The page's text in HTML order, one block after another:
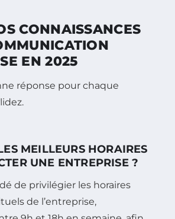
CONNAISSANCES
EN 2025
réponse pour chaque
MEILLEURS HORAIRES
UNE ENTREPRISE ?
de privilégier les horaires
de l’entreprise,